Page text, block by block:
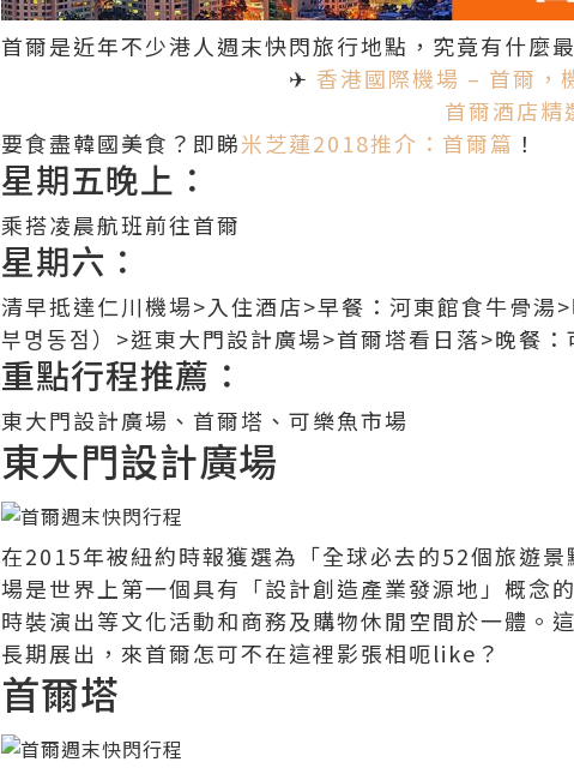
首爾是近年不少港人週末快閃旅行地點，究竟有什麼
✈ 香港國際機場 – 首爾，
首爾酒店精
要食盡韓國美食？即睇米芝蓮2018推介：首爾篇 ！
星期五晚上：
乘搭凌晨航班前往首爾
星期六：
清早抵達仁川機場>入住酒店>早餐：河東館食牛骨湯
부명동점）>逛東大門設計廣場>首爾塔看日落>晚餐：
重點行程推薦：
東大門設計廣場、首爾塔、可樂魚市場
東大門設計廣場
在2015年被紐約時報獲選為「全球必去的52個旅遊
場是世界上第一個具有「設計創造產業發源地」概念
時裝演出等文化活動和商務及購物休閒空間於一體。
長期展出，來首爾怎可不在這裡影張相呃like？
首爾塔